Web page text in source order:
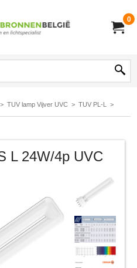
0
> TUV lamp Vijver UVC > TUV PL-L
>
L 24W/4p UVC